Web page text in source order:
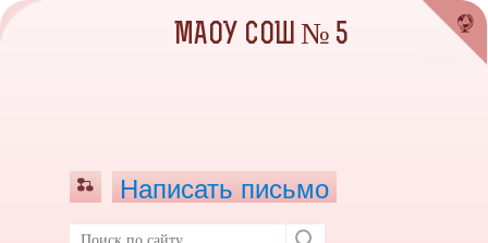
МАОУ СОШ № 5
Написать письмо